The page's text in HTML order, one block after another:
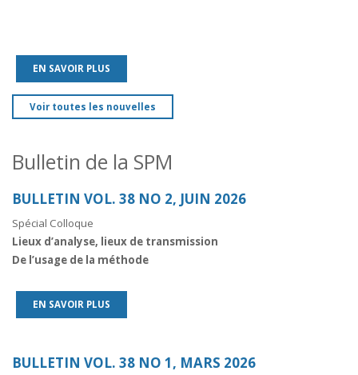
EN SAVOIR PLUS
Voir toutes les nouvelles
Bulletin de la SPM
BULLETIN VOL. 38 NO 2, JUIN 2026
Spécial Colloque
Lieux d’analyse, lieux de transmission
De l’usage de la méthode
EN SAVOIR PLUS
BULLETIN VOL. 38 NO 1, MARS 2026